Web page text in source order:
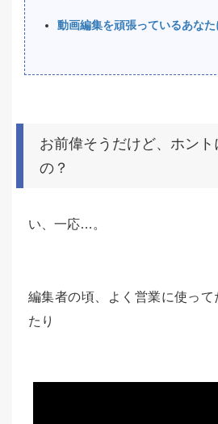
動画編集を頑張っているあなた
お前偉そうだけど、ホント
の？
い、一応…。
編集者の頃、よく営業に使っ
たり